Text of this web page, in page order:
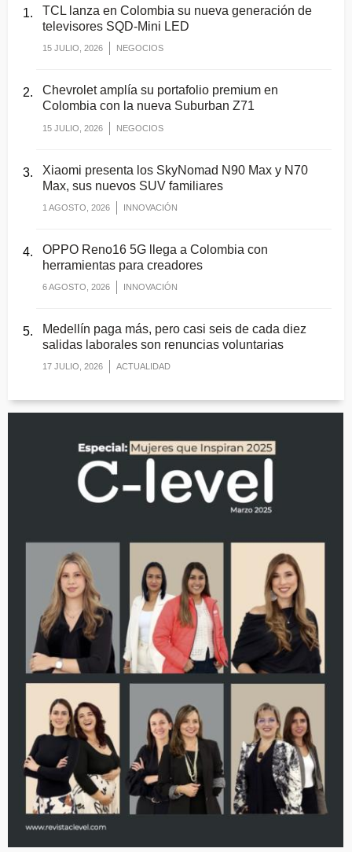
TCL lanza en Colombia su nueva generación de
televisores SQD-Mini LED
15 JULIO, 2026 NEGOCIOS
Chevrolet amplía su portafolio premium en
Colombia con la nueva Suburban Z71
15 JULIO, 2026 NEGOCIOS
Xiaomi presenta los SkyNomad N90 Max y N70
Max, sus nuevos SUV familiares
1 AGOSTO, 2026 INNOVACIÓN
OPPO Reno16 5G llega a Colombia con
herramientas para creadores
6 AGOSTO, 2026 INNOVACIÓN
Medellín paga más, pero casi seis de cada diez
salidas laborales son renuncias voluntarias
17 JULIO, 2026 ACTUALIDAD